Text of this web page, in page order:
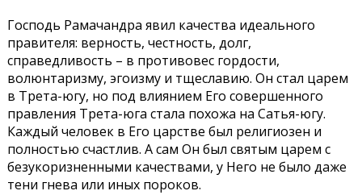
Господь Рамачандра явил качества идеального
правителя: верность, честность, долг,
справедливость – в противовес гордости,
волюнтаризму, эгоизму и тщеславию. Он стал царем
в Трета-югу, но под влиянием Его совершенного
правления Трета-юга стала похожа на Сатья-югу.
Каждый человек в Его царстве был религиозен и
полностью счастлив. А сам Он был святым царем с
безукоризненными качествами, у Него не было даже
тени гнева или иных пороков.